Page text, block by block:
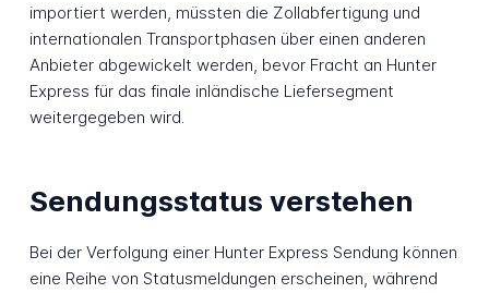
importiert werden, müssten die Zollabfertigung und
internationalen Transportphasen über einen anderen
Anbieter abgewickelt werden, bevor Fracht an Hunter
Express für das finale inländische Liefersegment
weitergegeben wird.
Sendungsstatus verstehen
Bei der Verfolgung einer Hunter Express Sendung können
eine Reihe von Statusmeldungen erscheinen, während